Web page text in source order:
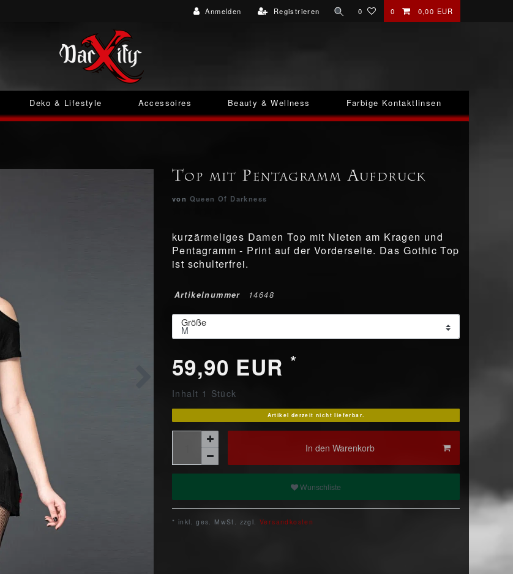
Anmelden Registrieren 0 0 0,00 EUR
Deko & Lifestyle Accessoires Beauty & Wellness Farbige Kontaktlinsen
Top mit Pentagramm Aufdruck
von Queen Of Darkness
kurzärmeliges Damen Top mit Nieten am Kragen und
Pentagramm - Print auf der Vorderseite. Das Gothic Top
ist schulterfrei.
Artikelnummer 14648
Größe
59,90 EUR *
Inhalt 1 Stück
Artikel derzeit nicht lieferbar.
In den Warenkorb
Wunschliste
* inkl. ges. MwSt. zzgl. Versandkosten